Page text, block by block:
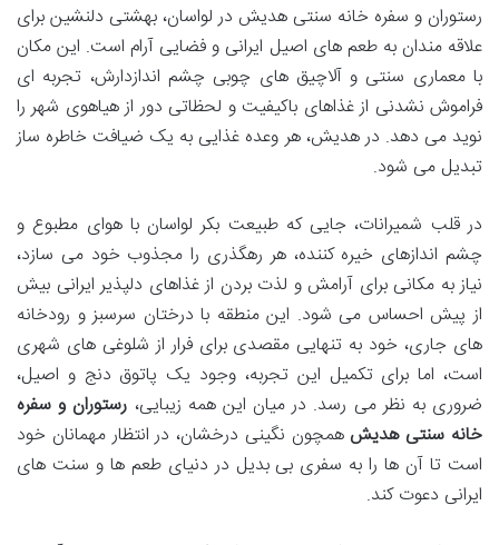
رستوران و سفره خانه سنتی هدیش در لواسان، بهشتی دلنشین برای
علاقه مندان به طعم های اصیل ایرانی و فضایی آرام است. این مکان
با معماری سنتی و آلاچیق های چوبی چشم اندازدارش، تجربه ای
فراموش نشدنی از غذاهای باکیفیت و لحظاتی دور از هیاهوی شهر را
نوید می دهد. در هدیش، هر وعده غذایی به یک ضیافت خاطره ساز
تبدیل می شود.
در قلب شمیرانات، جایی که طبیعت بکر لواسان با هوای مطبوع و
چشم اندازهای خیره کننده، هر رهگذری را مجذوب خود می سازد،
نیاز به مکانی برای آرامش و لذت بردن از غذاهای دلپذیر ایرانی بیش
از پیش احساس می شود. این منطقه با درختان سرسبز و رودخانه
های جاری، خود به تنهایی مقصدی برای فرار از شلوغی های شهری
است، اما برای تکمیل این تجربه، وجود یک پاتوق دنج و اصیل،
ضروری به نظر می رسد. در میان این همه زیبایی، رستوران و سفره
خانه سنتی هدیش همچون نگینی درخشان، در انتظار مهمانان خود
است تا آن ها را به سفری بی بدیل در دنیای طعم ها و سنت های
ایرانی دعوت کند.